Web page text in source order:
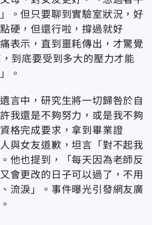
。但只要聊到實驗室狀況，好
硬，但還行啦，撐過就好
表示，直到噩耗傳出，才驚覺
，到底要受到多大的壓力才能
。
言中，研究生將一切歸咎於自
我還是不夠努力，或是我不夠
格完成要求，拿到畢業證
與女友道歉，坦言「對不起我
他也提到，「每天因為老師反
會更改的日子可以過了，不用
流淚」。事件曝光引發網友廣